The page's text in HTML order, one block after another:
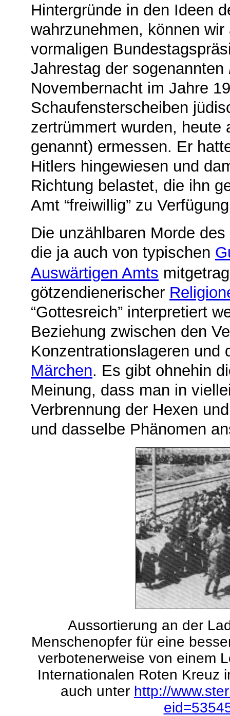
Hintergründe in den Ideen
wahrzunehmen, können
vormaligen
Jahrestag der sogenannten
Novembernacht im Jahre
Schaufensterscheiben
zertrümmert wurden, heute
genannt) ermessen. Er
Hitlers hingewiesen und
Richtung belastet, die ihn
Amt “freiwillig” zu
Die unzählbaren Morde
die ja auch von typischen
Auswärtigen Amts
götzendienerischer
“Gottesreich” interpretiert
Beziehung zwischen den
Konzentrationslageren und
Märchen. Es gibt ohnehin
Meinung, dass man in
Verbrennung der Hexen
und dasselbe Phänomen
Aussortierung an der
Menschenopfer für eine
verbotenerweise von einem
Internationalen Roten Kreuz
auch unter http://